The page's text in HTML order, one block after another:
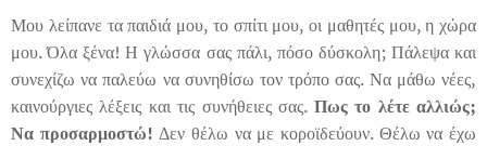
Μου λείπανε τα παιδιά μου, το σπίτι μου, οι μαθητές μου, η χώρα
μου. Όλα ξένα! Η γλώσσα σας πάλι, πόσο δύσκολη; Πάλεψα και
συνεχίζω να παλεύω να συνηθίσω τον τρόπο σας. Να μάθω νέες,
καινούργιες λέξεις και τις συνήθειες σας. Πως το λέτε αλλιώς;
Να προσαρμοστώ! Δεν θέλω να με κοροϊδεύουν. Θέλω να έχω